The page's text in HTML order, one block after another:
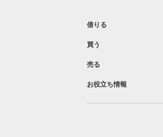
借りる
買う
売る
お役立ち情報